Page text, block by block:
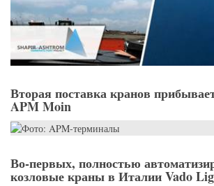
Вторая поставка кранов
APM Moin
Во-первых, полностью
козловые краны в Италии Vado